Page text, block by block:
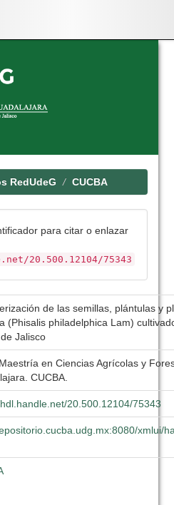
RedUdeG CUCBA
para citar o enlazar
20.500.12104/75343
de las semillas, plántulas y
(Phisalis philadelphica Lam)
Jalisco
en Ciencias Agrícolas y
CUCBA.
20.500.12104/75343
xmlui/